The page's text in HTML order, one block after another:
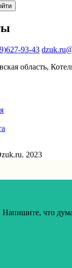
93-43
область,
2023
Напишите, что